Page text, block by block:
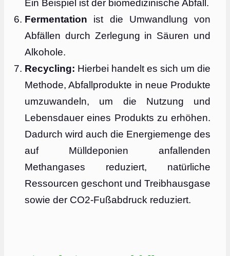
Ein Beispiel ist der biomedizinische Abfall.
Fermentation ist die Umwandlung von
Abfällen durch Zerlegung in Säuren und
Alkohole.
Recycling: Hierbei handelt es sich um die
Methode, Abfallprodukte in neue Produkte
umzuwandeln, um die Nutzung und
Lebensdauer eines Produkts zu erhöhen.
Dadurch wird auch die Energiemenge des
auf Mülldeponien anfallenden
Methangases reduziert, natürliche
Ressourcen geschont und Treibhausgase
sowie der CO2-Fußabdruck reduziert.